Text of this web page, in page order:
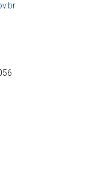
043 0054
043 0056